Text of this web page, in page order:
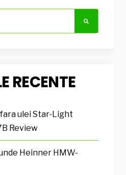
RECENTE
ulei Star-Light
Review
Heinner HMW-